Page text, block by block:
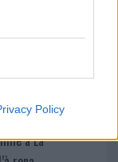
Policy
intervento dei
a La